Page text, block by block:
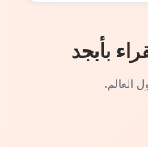
بأبجد
العالم.